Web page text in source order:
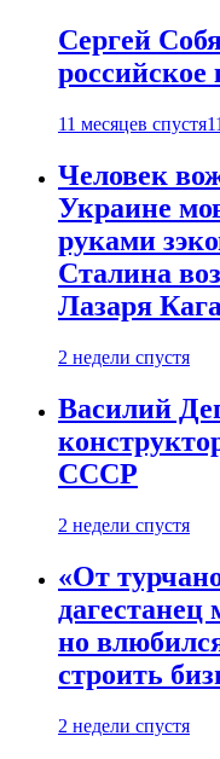
Сергей
российское
11 месяцев спустя
Человек
Украине
руками
Сталина
Лазаря
2 недели спустя
Василий
СССР
2 недели спустя
«От
дагестанец
но
строить
2 недели спустя